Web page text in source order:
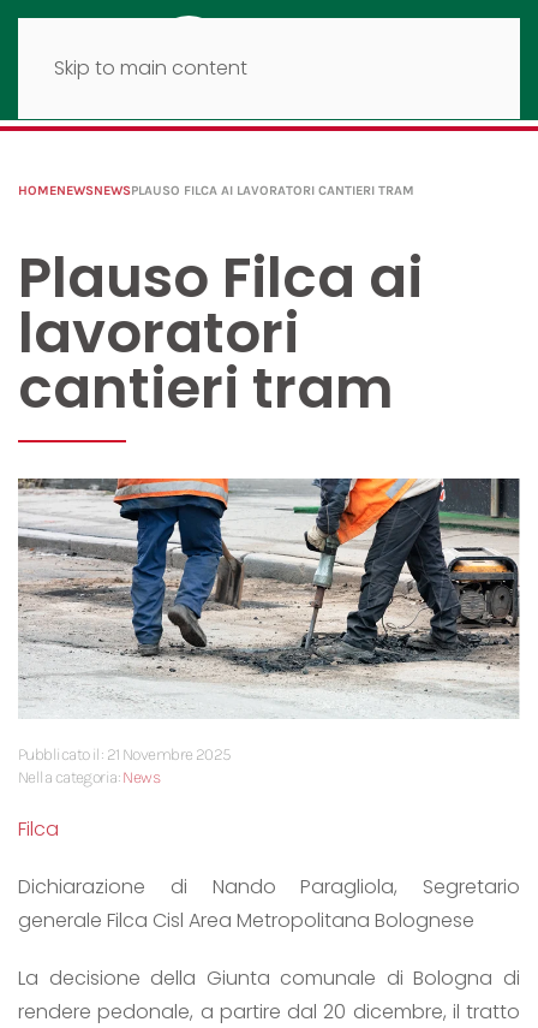
Skip to main content
HOMENEWSNEWSPLAUSO FILCA AI LAVORATORI CANTIERI TRAM
Plauso Filca ai
lavoratori
cantieri tram
Pubblicato il: 21 Novembre 2025
Nella categoria:News
Filca
Dichiarazione di Nando Paragliola, Segretario
generale Filca Cisl Area Metropolitana Bolognese
La decisione della Giunta comunale di Bologna di
rendere pedonale, a partire dal 20 dicembre, il tratto